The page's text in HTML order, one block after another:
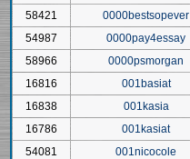
58421
0000bestsopever
54987
0000pay4essay
58966
0000psmorgan
16816
001basiat
16838
001kasia
16786
001kasiat
54081
001nicocole